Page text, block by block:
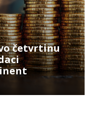
četvrtinu